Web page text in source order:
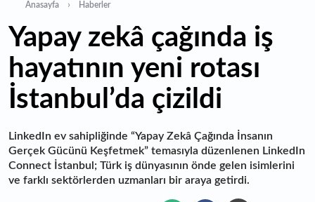
Anasayfa Haberler
Yapay zekâ çağında iş
hayatının yeni rotası
İstanbul’da çizildi
LinkedIn ev sahipliğinde “Yapay Zekâ Çağında İnsanın
Gerçek Gücünü Keşfetmek” temasıyla düzenlenen LinkedIn
Connect İstanbul; Türk iş dünyasının önde gelen isimlerini
ve farklı sektörlerden uzmanları bir araya getirdi.